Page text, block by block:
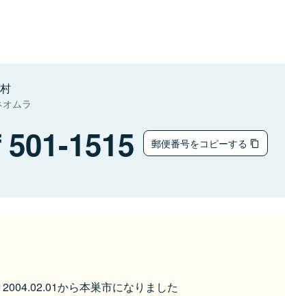
ムラ
501-1515 郵便番号をコピーする
から本巣市になりました